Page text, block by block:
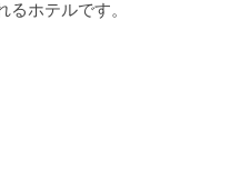
るホテルです。